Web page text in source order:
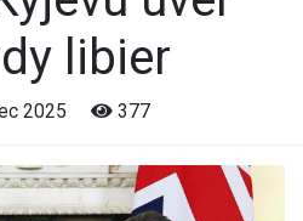
libier
2025 377